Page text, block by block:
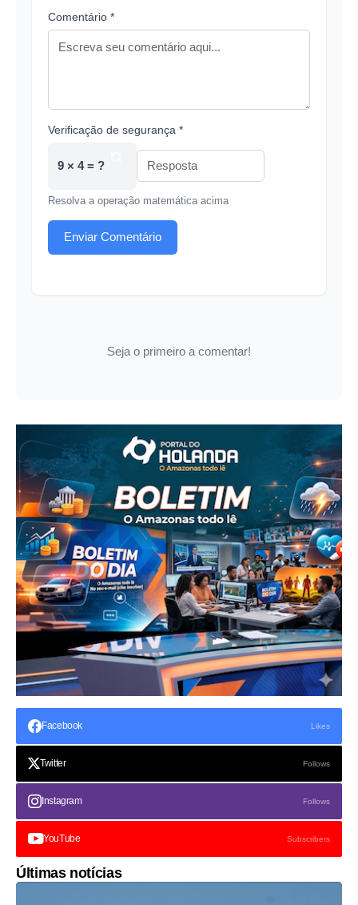
Comentário *
Verificação de segurança *
9 × 4 = ?
Resolva a operação matemática acima
Enviar Comentário
Seja o primeiro a comentar!
Facebook Likes
Twitter Follows
Instagram Follows
YouTube Subscribers
Últimas notícias